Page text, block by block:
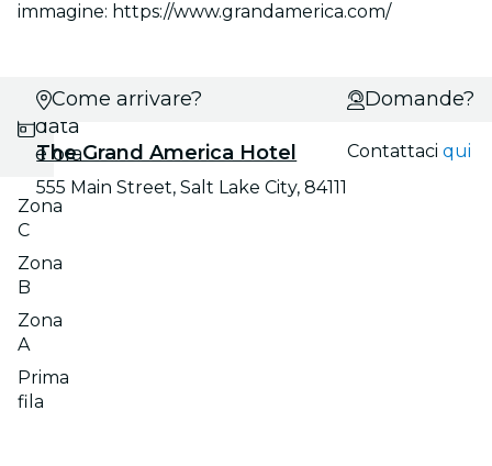
immagine: https://www.grandamerica.com/
Scegli
data
e ora
Zona
C
Zona
B
Zona
A
Prima
fila
Come arrivare?
The Grand America Hotel
555 Main Street, Salt Lake City, 84111
Domande?
Contattaciqui